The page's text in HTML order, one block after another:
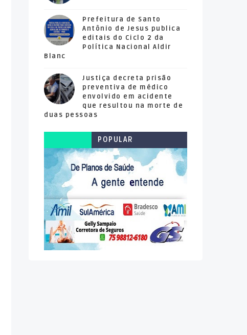
Prefeitura de Santo
Antônio de Jesus publica
editais do Ciclo 2 da
Política Nacional Aldir
Blanc
Justiça decreta prisão
preventiva de médico
envolvido em acidente
que resultou na morte de
duas pessoas
POPULAR